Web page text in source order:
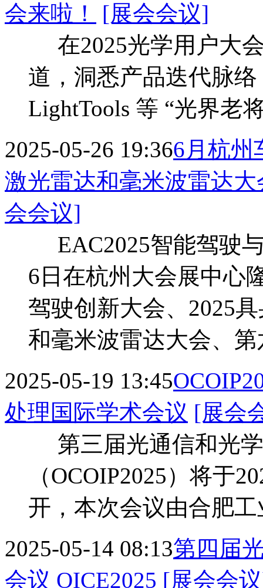
会来啦！
[展会会议]
在2025光学用户大
道，洞悉产品迭代脉
LightTools 等 “光界老
2025-05-26 19:366月杭州
激光雷达和毫米波雷达
会会议]
EAC2025智能驾驶
6日在杭州大会展中心
驾驶创新大会、2025
和毫米波雷达大会、
2025-05-19 13:45
处理国际学术会议 [展会
第三届光通信和光
（OCOIP2025）将于
开，本次会议由合肥
2025-05-14 08:13第四届
会议 OICE2025 [展会会